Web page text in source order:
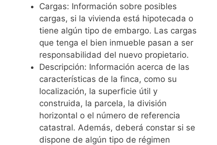
Cargas: Información sobre posibles
cargas, si la vivienda está hipotecada o
tiene algún tipo de embargo. Las cargas
que tenga el bien inmueble pasan a ser
responsabilidad del nuevo propietario.
Descripción: Información acerca de las
características de la finca, como su
localización, la superficie útil y
construida, la parcela, la división
horizontal o el número de referencia
catastral. Además, deberá constar si se
dispone de algún tipo de régimen